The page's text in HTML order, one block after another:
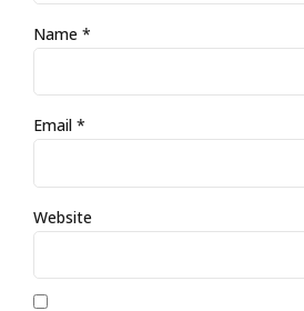
Name *
Email *
Website